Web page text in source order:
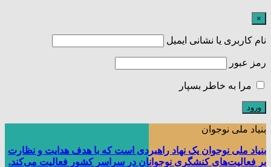
×
نام کاربری یا نشانی ایمیل
رمز عبور
مرا به خاطر بسپار
بنیاد ملی نوجوان
بنیاد ملی نوجوان یک نهاد راهبردی است که با هدف هدایت و نظارت
بر فعالیت‌های کنشگری نوجوانان در سراسر کشور فعالیت می‌کند.